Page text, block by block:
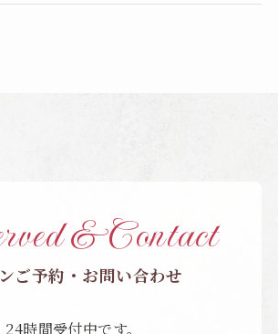
& Contact
ご予約・お問い合わせ
24時間受付中です。